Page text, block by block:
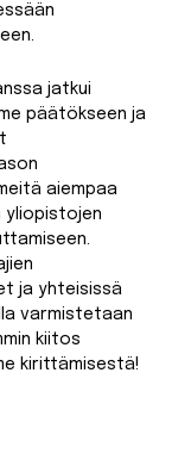
jatkui
päätökseen ja
aiempaa
yliopistojen
ja yhteisissä
varmistetaan
kiitos
kirittämisestä!